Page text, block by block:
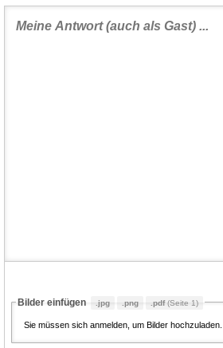
Bilder einfügen .jpg .png .pdf(Seite 1)
Sie müssen sich anmelden, um Bilder hochzuladen.